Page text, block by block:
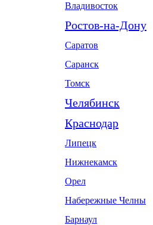
Владивосток
Ростов-на-Дону
Саратов
Саранск
Томск
Челябинск
Краснодар
Липецк
Нижнекамск
Орел
Набережные Челны
Барнаул